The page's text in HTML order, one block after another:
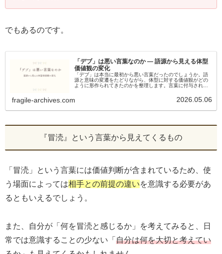
でもあるのです。
「デブ」は悪い言葉なのか ― 語源から見える体型
価値観の変化
「デブ」は本当に最初から悪い言葉だったのでしょうか。語
源と意味の変遷をたどりながら、体型に対する価値観がどの
ように形作られてきたのかを整理します。言葉に付与される
fragile-archives.com 2026.05.06
『冒涜』という言葉から見えてくるもの
「冒涜」という言葉には価値判断が含まれているため、使
う場面によっては相手との前提の違いを意識する必要があ
るともいえるでしょう。
また、自分が「何を冒涜と感じるか」を考えてみると、日
常では意識することの少ない「 自分は何を大切と考えてい